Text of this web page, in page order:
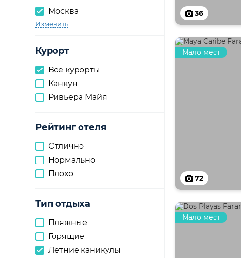
Москва
Изменить
Курорт
Все курорты
Канкун
Ривьера Майя
Рейтинг отеля
Отлично
Нормально
Плохо
Тип отдыха
Пляжные
Горящие
Летние каникулы
36
72
Мало мест
Мало мест